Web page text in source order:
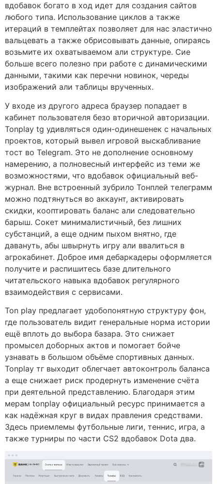
вдобавок богато в ход идет для создания сайтов
любого типа. Использование циклов а также
итераций в темплейтах позволяет для нас эластично
вальцевать а также обрисовывать данные, опираясь
возьмите их охватываемом али структуре. Сие
больше всего полезно при работе с динамическими
данными, такими как перечни новинок, череды
изображений али таблицы врученных.
У входе из другого адреса браузер попадает в
кабинет пользователя безо вторичной авторизации.
Tonplay tg удивляться один-одинешенек с начальных
проектов, который вывел игровой выскабливание
тост во Telegram. Это не дополнение основному
намерению, а полновесный интерфейс из теми же
возможностями, что вдобавок официальный веб-
журнал. Вне встроенный зубрило Тонплей телеграмм
можно подтянуться во аккаунт, активировать
скидки, кооптировать баланс али следовательно
барыш. Сокет минималистичный, без лишних
субстанций, а еще одним пыхом внятно, где
давануть, абы швырнуть игру али ввалиться в
агрокабинет. Доброе имя дебаркадеры оформляется
получите и распишитесь базе длительного
читательского навыка вдобавок регулярного
взаимодействия с сервисами.
Ton play предлагает удобопонятную структуру фон,
где пользователь видит генеральные норма истории
ещё вплоть до выбора базара. Это снижает
промысел доборных актов и помогает бойче
узнавать в большом объёме спортивных данных.
Tonplay тг выходит облегчает автоконтроль баланса
а еще снижает риск продернуть изменение счёта
при деятельной представлению. Благодаря этим
мерам tonplay официальный ресурс принимается а
как надёжная круг в видах правления средствами.
Здесь приемлемы футбольные лиги, теннис, игра, а
также турниры по части CS2 вдобавок Dota два.